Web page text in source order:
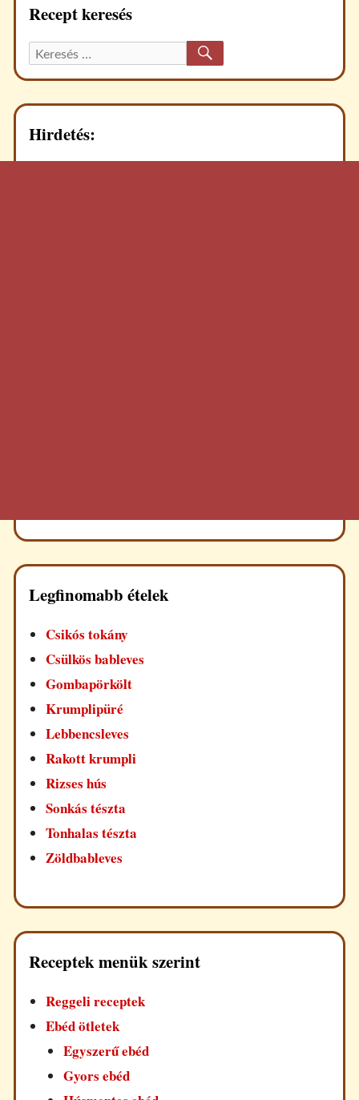
Recept keresés
Keresett
recept:
Hirdetés:
Legfinomabb ételek
Csikós tokány
Csülkös bableves
Gombapörkölt
Krumplipüré
Lebbencsleves
Rakott krumpli
Rizses hús
Sonkás tészta
Tonhalas tészta
Zöldbableves
Receptek menük szerint
Reggeli receptek
Ebéd ötletek
Egyszerű ebéd
Gyors ebéd